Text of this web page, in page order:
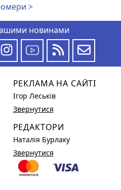
>
новинами
РЕКЛАМА НА САЙТІ
Ігор Леськів
Звернутися
РЕДАКТОРИ
Наталія Бурлаку
Звернутися